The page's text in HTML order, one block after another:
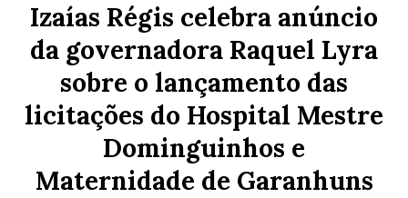
Izaías Régis celebra anúncio
da governadora Raquel Lyra
sobre o lançamento das
licitações do Hospital Mestre
Dominguinhos e
Maternidade de Garanhuns